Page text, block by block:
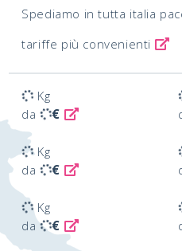
Spediamo in tutta italia
tariffe più convenienti
Kg
da
€
Kg
da
€
Kg
da
€